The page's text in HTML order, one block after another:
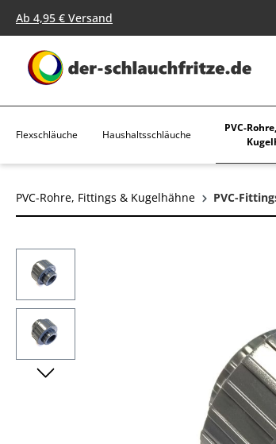
Zur Hauptnavigation springen
Ab 4,95 € Versand
Flexschläuche Haushaltsschläuche
PVC-
PVC-Rohre, Fittings & Kugelhähne PVC-
Bildergalerie überspringen